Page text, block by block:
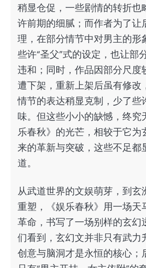
稍显仓促，一些剧情的转折也
许前期的细腻；而作者为了让
理，在部分情节中对男主的形
些许“圣父”式的设定，也让部
违和；同时，作品因部分尺度
遭下架，重新上架后虽有修改
情节的表达稍显克制，少了些
味。但这些小小的缺憾，终究
乐春秋》的光芒，相较于它为
来的革新与突破，这些不足都
道。
从武道世界的文娱萌芽，到玄
重塑，《娱乐春秋》用一场天
革命，书写了一场别样的玄幻
们看到，玄幻文并非只有武力
创意与脑洞才是永恒的核心；